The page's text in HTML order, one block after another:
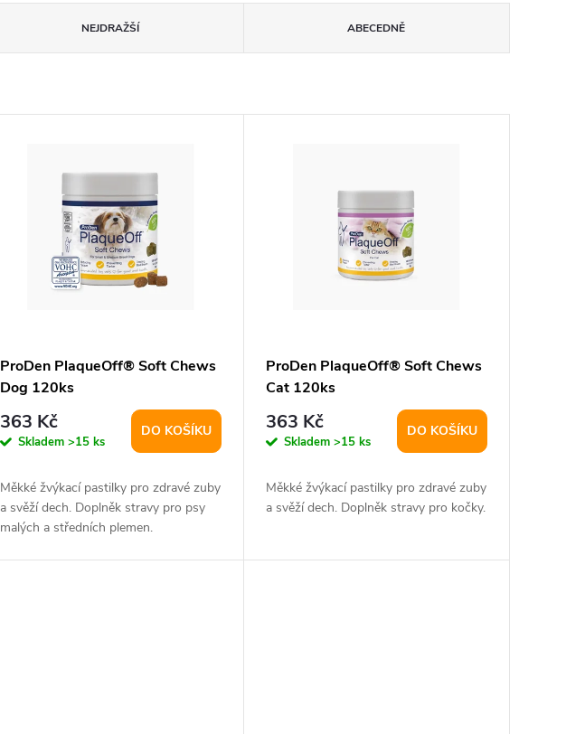
NEJDRAŽŠÍ ABECEDNĚ
ProDen PlaqueOff® Soft Chews
Dog 120ks
363 Kč
Skladem >15 ks
DO KOŠÍKU
Měkké žvýkací pastilky pro zdravé zuby
a svěží dech. Doplněk stravy pro psy
malých a středních plemen.
ProDen PlaqueOff® Soft Chews
Cat 120ks
363 Kč
Skladem >15 ks
DO KOŠÍKU
Měkké žvýkací pastilky pro zdravé zuby
a svěží dech. Doplněk stravy pro kočky.